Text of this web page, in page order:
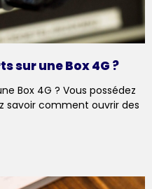
sur une Box 4G ?
Box 4G ? Vous possédez
savoir comment ouvrir des